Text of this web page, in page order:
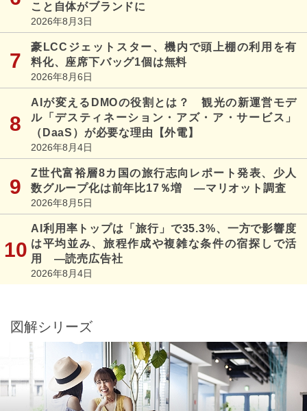
こと自体がブランドに
2026年8月3日
豪LCCジェットスター、機内で頭上棚の利用を有
料化、座席下バッグ1個は無料
2026年8月6日
AIが変えるDMOの役割とは？ 観光の新運営モデ
ル「デスティネーション・アズ・ア・サービス」
（DaaS）が必要な理由【外電】
2026年8月4日
Z世代富裕層8カ国の旅行志向レポート発表、少人
数グループ化は前年比17％増 ―マリオット調査
2026年8月5日
AI利用率トップは「旅行」で35.3%、一方で影響度
は平均並み、旅程作成や複雑な条件の宿探しで活
用 ―読売広告社
2026年8月4日
図解シリーズ